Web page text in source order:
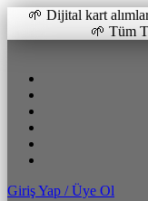
🌱 Dijital kart
🌱 Tüm
Giriş Yap / Üye Ol